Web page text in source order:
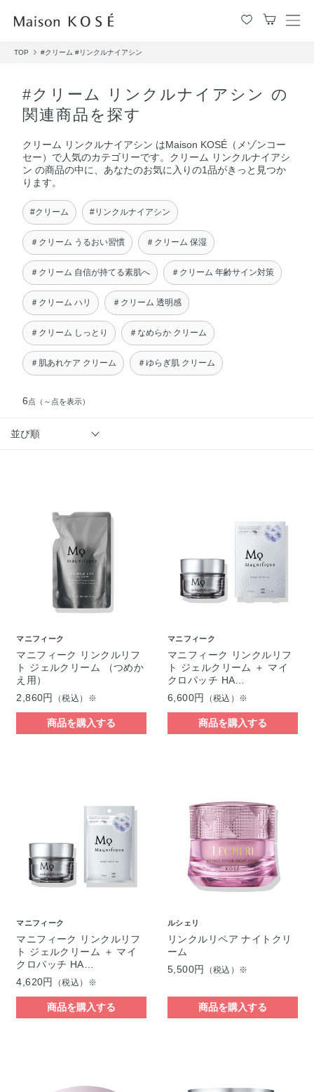
メ
TOP #クリーム #リンクルナイアシン
#クリーム リンクルナイアシン の
関連商品を探す
クリーム リンクルナイアシン はMaison KOSÉ（メゾンコー
セー）で人気のカテゴリーです。クリーム リンクルナイアシ
ン の商品の中に、あなたのお気に入りの1品がきっと見つか
ります。
#クリーム #リンクルナイアシン
＃クリーム うるおい習慣 ＃クリーム 保湿
＃クリーム 自信が持てる素肌へ ＃クリーム 年齢サイン対策
＃クリーム ハリ ＃クリーム 透明感
＃クリーム しっとり ＃なめらか クリーム
＃肌あれケア クリーム ＃ゆらぎ肌 クリーム
6点 （～点を表示）
並び順
マニフィーク
マニフィーク リンクルリフ
ト ジェルクリーム （つめか
え用）
2,860円
（税込）※
商品を購入する
マニフィーク
マニフィーク リンクルリフ
ト ジェルクリーム ＋ マイ
クロパッチ HA…
6,600円
（税込）※
商品を購入する
マニフィーク
マニフィーク リンクルリフ
ト ジェルクリーム ＋ マイ
クロパッチ HA…
4,620円
（税込）※
商品を購入する
ルシェリ
リンクルリペア ナイトクリ
ーム
5,500円
（税込）※
商品を購入する